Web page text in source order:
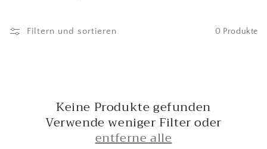
o Filtern und sortieren 0 Produkte
Keine Produkte gefunden
Verwende weniger Filter oder
entferne alle